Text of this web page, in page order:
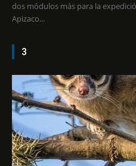
dos módulos más para la
Apizaco...
3